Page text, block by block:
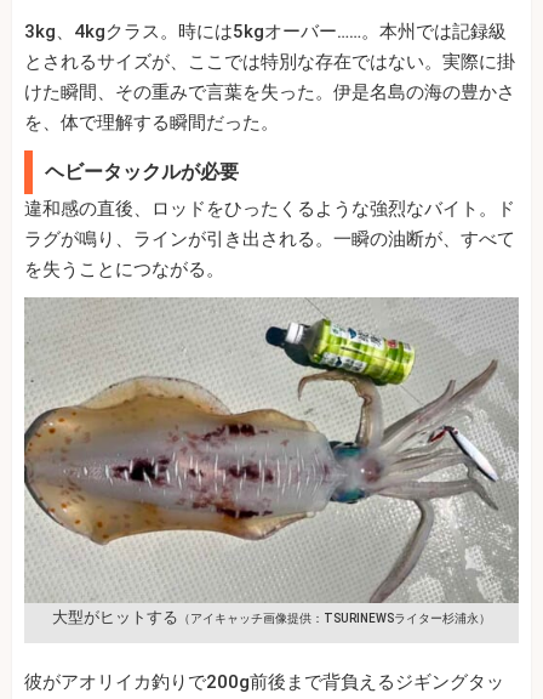
3kg、4kgクラス。時には5kgオーバー……。本州では記録級
とされるサイズが、ここでは特別な存在ではない。実際に掛
けた瞬間、その重みで言葉を失った。伊是名島の海の豊かさ
を、体で理解する瞬間だった。
ヘビータックルが必要
違和感の直後、ロッドをひったくるような強烈なバイト。ド
ラグが鳴り、ラインが引き出される。一瞬の油断が、すべて
を失うことにつながる。
大型がヒットする （アイキャッチ画像提供：TSURINEWSライター杉浦永）
彼がアオリイカ釣りで200g前後まで背負えるジギングタッ